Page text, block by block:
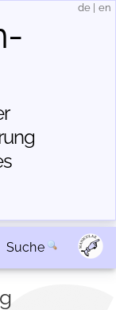
de en
Suche